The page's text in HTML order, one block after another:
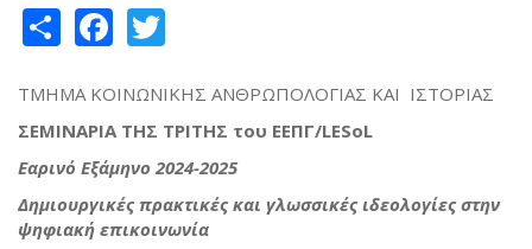
ShareFacebook
ΤΜΗΜΑ ΚΟΙΝΩΝΙΚΗΣ ΑΝΘΡΩΠΟΛΟΓΙΑΣ ΚΑΙ ΙΣΤΟΡΙΑΣ
ΣΕΜΙΝΑΡΙΑ ΤΗΣ ΤΡΙΤΗΣ του ΕΕΠΓ/LESoL
Εαρινό Εξάμηνο 2024-2025
Δημιουργικές πρακτικές και γλωσσικές ιδεολογίες στην
ψηφιακή επικοινωνία